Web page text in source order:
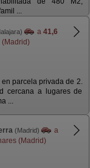
...
a 41,6
parcela privada de 2.
cercana a lugares de
...
(Madrid)
a
(Madrid)